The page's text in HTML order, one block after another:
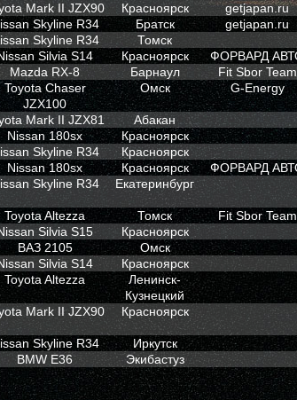
Mark II JZX90 Красноярск getjapan.ru
Skyline R34 Братск getjapan.ru
Skyline R34 Томск
Silvia S14 Красноярск ФОРВАРД
Mazda RX-8 Барнаул Fit Sbor Team
Toyota Chaser
JZX100
Омск G-Energy
Mark II JZX81 Абакан
Nissan 180sx Красноярск
Skyline R34 Красноярск
Nissan 180sx Красноярск ФОРВАРД
Skyline R34 Екатеринбург
Toyota Altezza Томск Fit Sbor Team
Silvia S15 Красноярск
ВАЗ 2105 Омск
Silvia S14 Красноярск
Toyota Altezza
Ленинск-
Кузнецкий
Mark II JZX90 Красноярск
Skyline R34 Иркутск
BMW E36 Экибастуз